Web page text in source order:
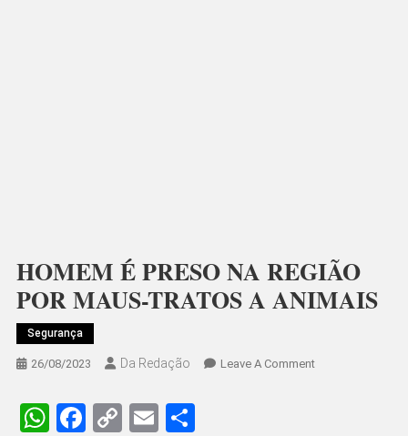
HOMEM É PRESO NA REGIÃO
POR MAUS-TRATOS A ANIMAIS
Segurança
26/08/2023 Da Redação Leave A CommentOn
WhatsApp
Facebook
CopyEmailShare